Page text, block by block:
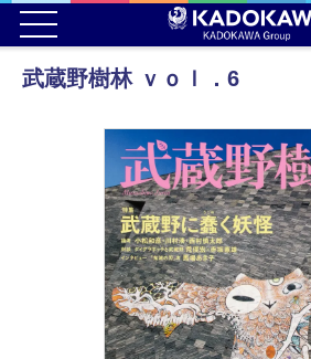
武蔵野樹林 ｖｏｌ．6